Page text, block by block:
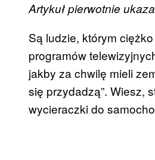
Artykuł pierwotnie
Są ludzie, którym
programów
jakby za chwilę mieli
się przydadzą”. Wiesz,
wycieraczki do